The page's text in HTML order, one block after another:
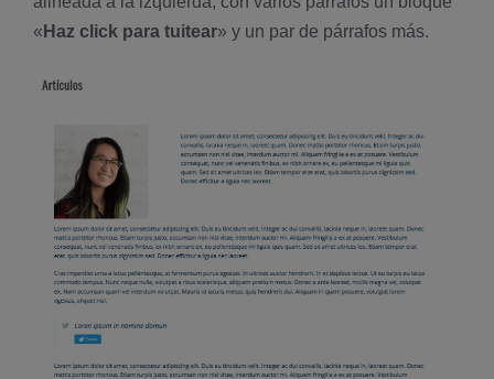
« Haz click para tuitear» y un par de párrafos más.